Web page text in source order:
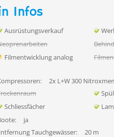
Infos
Ausrüstungsverkauf
Filmentwicklung analog
2x L+W 300
Schliessfächer
ja
Tauchgewässer:
20 m